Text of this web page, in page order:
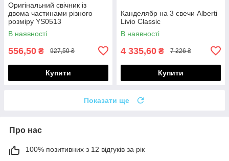
Оригінальний свічник із
двома частинами різного
розміру YS0513
В наявності
556,50 ₴ 927,50 ₴
Купити
Канделябр на 3 свечи Alberti
Livio Classic
В наявності
4 335,60 ₴ 7 226 ₴
Купити
Показати ще
Про нас
100% позитивних з 12 відгуків за рік